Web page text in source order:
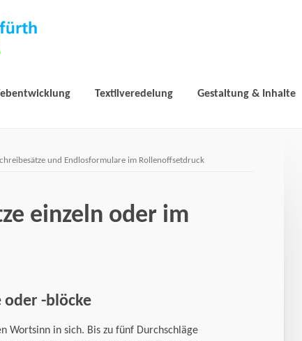
Textilveredelung Gestaltung & Inhalte
und Endlosformulare im Rollenoffsetdruck
einzeln oder im
oder -blöcke
Wortsinn in sich. Bis zu fünf Durchschläge